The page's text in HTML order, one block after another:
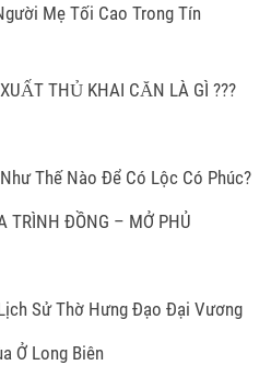
Mẹ Tối Cao Trong Tín
THỦ KHAI CĂN LÀ GÌ ???
Thế Nào Để Có Lộc Có Phúc?
TRÌNH ĐỒNG – MỞ PHỦ
Sử Thờ Hưng Đạo Đại Vương
Ở Long Biên